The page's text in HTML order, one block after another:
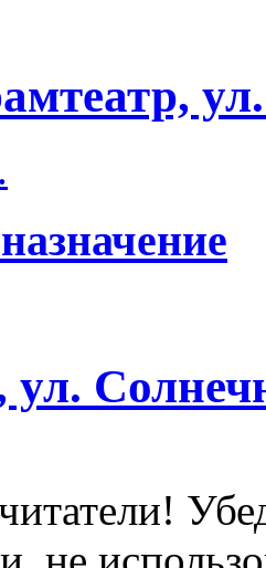
ул.